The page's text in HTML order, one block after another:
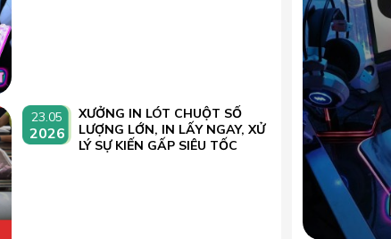
23.05
2026
XƯỞNG IN LÓT CHUỘT SỐ
LƯỢNG LỚN, IN LẤY NGAY, XỬ
LÝ SỰ KIẾN GẤP SIÊU TỐC